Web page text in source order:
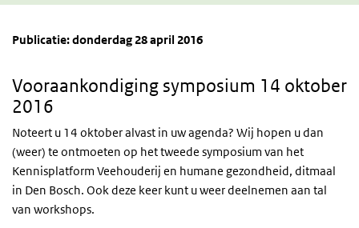
Publicatie: donderdag 28 april 2016
Vooraankondiging symposium 14 oktober
2016
Noteert u 14 oktober alvast in uw agenda? Wij hopen u dan
(weer) te ontmoeten op het tweede symposium van het
Kennisplatform Veehouderij en humane gezondheid, ditmaal
in Den Bosch. Ook deze keer kunt u weer deelnemen aan tal
van workshops.